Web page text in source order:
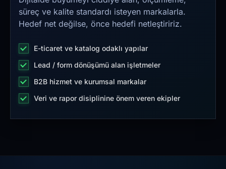
süreç ve kalite standardı isteyen markalarla.
Hedef net değilse, önce hedefi netleştiririz.
E-ticaret ve katalog odaklı yapılar
Lead / form dönüşümü alan işletmeler
B2B hizmet ve kurumsal markalar
Veri ve rapor disiplinine önem veren ekipler